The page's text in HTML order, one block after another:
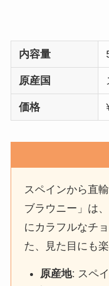
内容量
原産国
価格
スペインから直
ブラウニー」は
にカラフルなチ
た、見た目にも
原産地: スペ